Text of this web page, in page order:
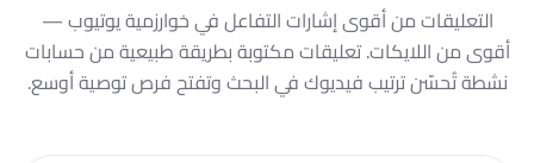
التعليقات من أقوى إشارات التفاعل في خوارزمية يوتيوب —
أقوى من اللايكات. تعليقات مكتوبة بطريقة طبيعية من حسابات
نشطة تُحسّن ترتيب فيديوك في البحث وتفتح فرص توصية أوسع.